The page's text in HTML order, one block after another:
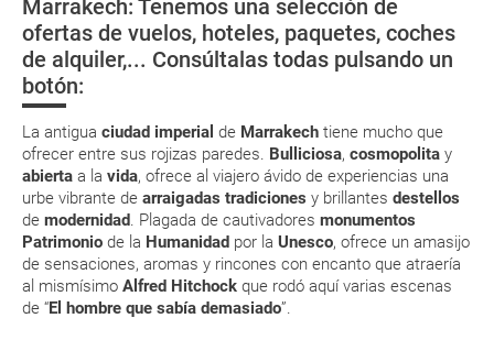
Marrakech: Tenemos una selección de
ofertas de vuelos, hoteles, paquetes, coches
de alquiler,... Consúltalas todas pulsando un
botón:
La antigua ciudad imperial de Marrakech tiene mucho que
ofrecer entre sus rojizas paredes. Bulliciosa, cosmopolita y
abierta a la vida, ofrece al viajero ávido de experiencias una
urbe vibrante de arraigadas tradiciones y brillantes destellos
de modernidad . Plagada de cautivadores monumentos
Patrimonio de la Humanidad por la Unesco, ofrece un amasijo
de sensaciones, aromas y rincones con encanto que atraería
al mismísimo Alfred Hitchock que rodó aquí varias escenas
de “El hombre que sabía demasiado”.
Salud y seguridad
¿Dónde Alojarse?
Eso sí, deberás estar atento si viajas con una compañía low cost, debido
a que muchas de ellas exigen la presentación de la tarjeta de embarque
(que deberás realizar a través de su web) para que no te carguen un
suplemento extra en el mismo aeropuerto.
En caso de tener que enviarte la documentación de un paquete
vacacional (Caribe, circuitos, tours...) te enviaremos la documentación
de tu reserva alrededor de 10 días antes de salida, la cual deberás
imprimir y llevar contigo en el viaje.
Esta documentación te será requerida en el mostrador de la compañía
aérea a la hora de realizar el check-in el día de la salida.
MODIFICACIÓN ó CANCELACIÓN ¿Puedo anular o